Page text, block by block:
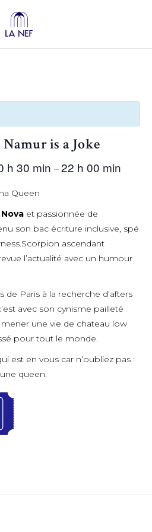
is a Joke
h 30 min –22 h 00 min
Queen
et passionnée de
son bac écriture inclusive, spé
ascendant
l’actualité avec un humour
de Paris à la recherche d’afters
avec son cynisme pailleté
mener une vie de chateau low
pour tout le monde.
est en vous car n’oubliez pas :
queen.